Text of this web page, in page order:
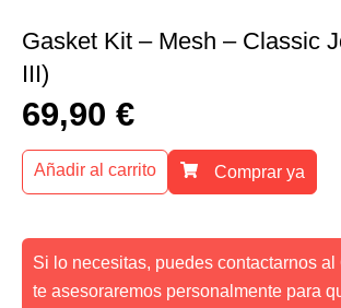
Gasket Kit – Mesh – Classic
III)
69,90 €
Añadir al carrito Comprar ya
Si lo necesitas, puedes contactarnos al
te asesoraremos personalmente para